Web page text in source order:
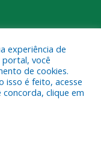
Municipal de Trairão.
experiência de
portal, você
de cookies.
isso é feito, acesse
concorda, clique em